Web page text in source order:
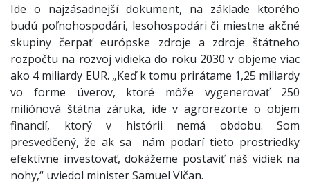
Ide o najzásadnejší dokument, na základe ktorého
budú poľnohospodári, lesohospodári či miestne akčné
skupiny čerpať európske zdroje a zdroje štátneho
rozpočtu na rozvoj vidieka do roku 2030 v objeme viac
ako 4 miliardy EUR. „Keď k tomu prirátame 1,25 miliardy
vo forme úverov, ktoré môže vygenerovať 250
miliónová štátna záruka, ide v agrorezorte o objem
financií, ktorý v histórii nemá obdobu. Som
presvedčený, že ak sa nám podarí tieto prostriedky
efektívne investovať, dokážeme postaviť náš vidiek na
nohy,“ uviedol minister Samuel Vlčan.